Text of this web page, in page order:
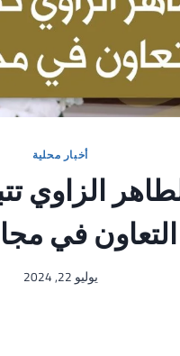
أخبار محلية
الزاوي
في
يوليو 22, 2024